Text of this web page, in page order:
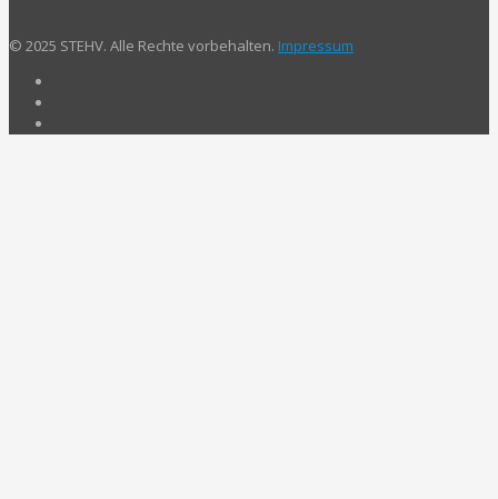
© 2025 STEHV. Alle Rechte vorbehalten. Impressum